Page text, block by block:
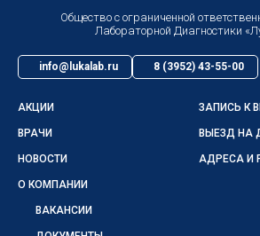
Общество с ограниченной
Лабораторной Диагностики
info@lukalab.ru 8 (3952) 43-55-00
АКЦИИ ЗАПИСЬ К
ВРАЧИ ВЫЕЗД НА
НОВОСТИ АДРЕСА И
О КОМПАНИИ
ВАКАНСИИ